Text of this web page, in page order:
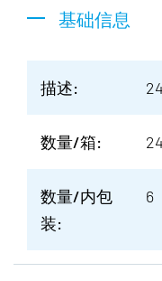
基础信息
描述:
数量/箱: 24
数量/内包
装:
6